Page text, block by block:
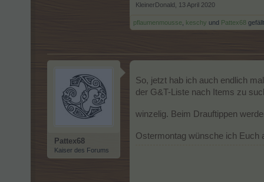
KleinerDonald 13 April 2020
pflaumenmousse keschy und Pattex68
Pattex68
Kaiser des Forums
So, jetzt hab ich auch endlich
der G&T-Liste nach Items zu
winzelig. Beim Drauftippen
Ostermontag wünsche ich Euch